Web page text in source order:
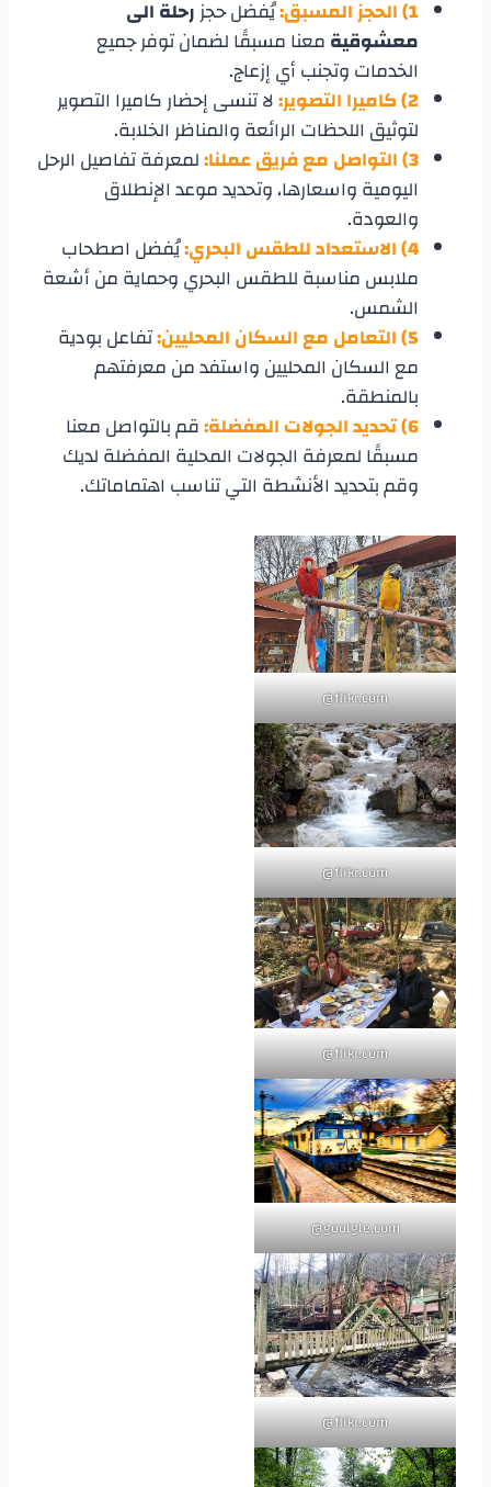
1) الحجز المسبق: يُفضل حجزرحلة الى
معشوقيةمعنا مسبقًا لضمان توفر جميع
الخدمات وتجنب أي إزعاج.
2) كاميرا التصوير:لا تنسى إحضار كاميرا التصوير
لتوثيق اللحظات الرائعة والمناظر الخلابة.
3) التواصل مع فريق عملنا:
لمعرفة تفاصيل الرحل
اليومية واسعارها، وتحديد موعد الإنطلاق
والعودة.
4) الاستعداد للطقس البحري:يُفضل اصطحاب
ملابس مناسبة للطقس البحري وحماية من أشعة
الشمس.
5) التعامل مع السكان المحليين:تفاعل بودية
مع السكان المحليين واستفد من معرفتهم
بالمنطقة.
6) تحديد الجولات المفضلة:قم بالتواصل معنا
مسبقًا لمعرفة الجولات المحلية المفضلة لديك
وقم بتحديد الأنشطة التي تناسب اهتماماتك.
flikr.com@
flikr.com@
flikr.com@
goolgle.com@
flikr.com@